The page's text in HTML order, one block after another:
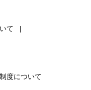
て
度について